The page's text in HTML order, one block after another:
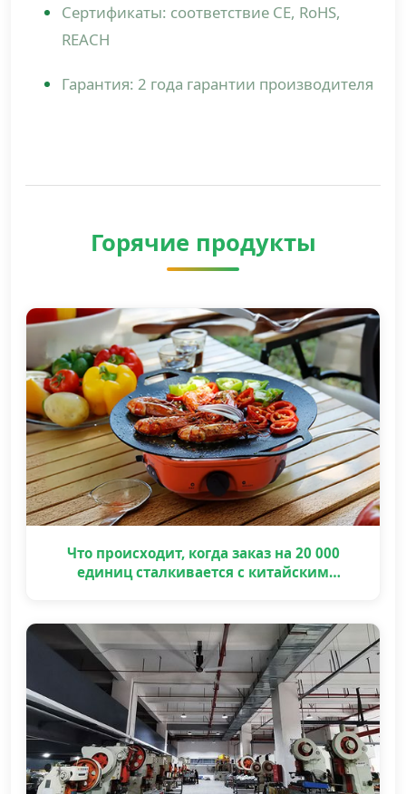
Сертификаты: соответствие CE, RoHS,
REACH
Гарантия: 2 года гарантии производителя
Горячие продукты
Что происходит, когда заказ на 20 000
единиц сталкивается с китайским